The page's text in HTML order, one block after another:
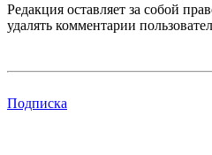
Редакция оставляет за собой
удалять комментарии
Подписка